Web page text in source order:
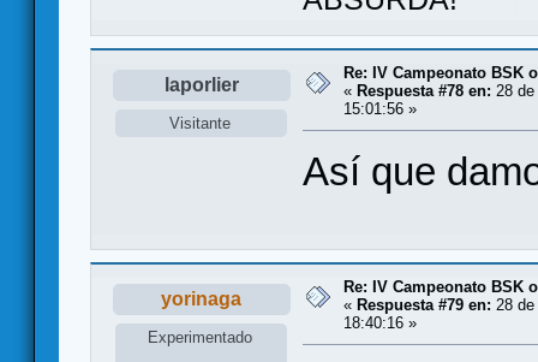
laporlier
Visitante
Re: IV Campeonato BSK
« Respuesta #78 en: 28 de
15:01:56 »
Así que
yorinaga
Experimentado
Re: IV Campeonato BSK
« Respuesta #79 en: 28 de
18:40:16 »